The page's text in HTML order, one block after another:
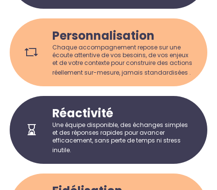
Personnalisation
Chaque accompagnement repose sur une
écoute attentive de vos besoins, de vos enjeux
et de votre contexte pour construire des actions
réellement sur-mesure, jamais standardisées .
Réactivité
Une équipe disponible, des échanges simples
et des réponses rapides pour avancer
efficacement, sans perte de temps ni stress
inutile.